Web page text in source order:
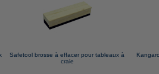
Safetool brosse à effacer pour tableaux à
craie